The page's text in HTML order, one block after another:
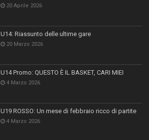
20 Aprile 2026
U14: Riassunto delle ultime gare
20 Marzo 2026
U14 Promo: QUESTO È IL BASKET, CARI MIEI
4 Marzo 2026
U19 ROSSO: Un mese di febbraio ricco di partite
4 Marzo 2026